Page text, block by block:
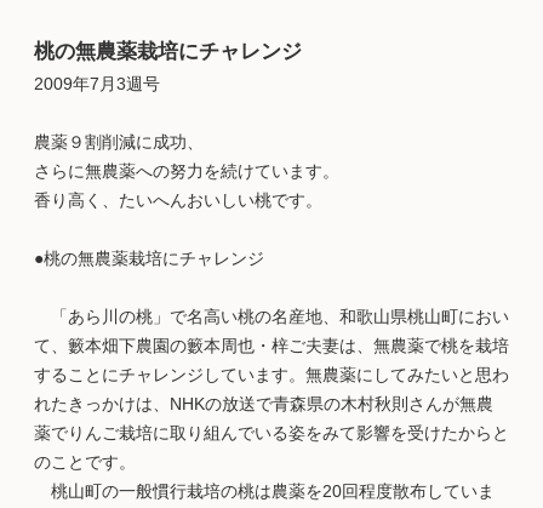
桃の無農薬栽培にチャレンジ
2009年7月3週号
農薬９割削減に成功、
さらに無農薬への努力を続けています。
香り高く、たいへんおいしい桃です。
●桃の無農薬栽培にチャレンジ
「あら川の桃」で名高い桃の名産地、和歌山県桃山町におい
て、籔本畑下農園の籔本周也・梓ご夫妻は、無農薬で桃を栽培
することにチャレンジしています。無農薬にしてみたいと思わ
れたきっかけは、NHKの放送で青森県の木村秋則さんが無農
薬でりんご栽培に取り組んでいる姿をみて影響を受けたからと
のことです。
桃山町の一般慣行栽培の桃は農薬を20回程度散布していま